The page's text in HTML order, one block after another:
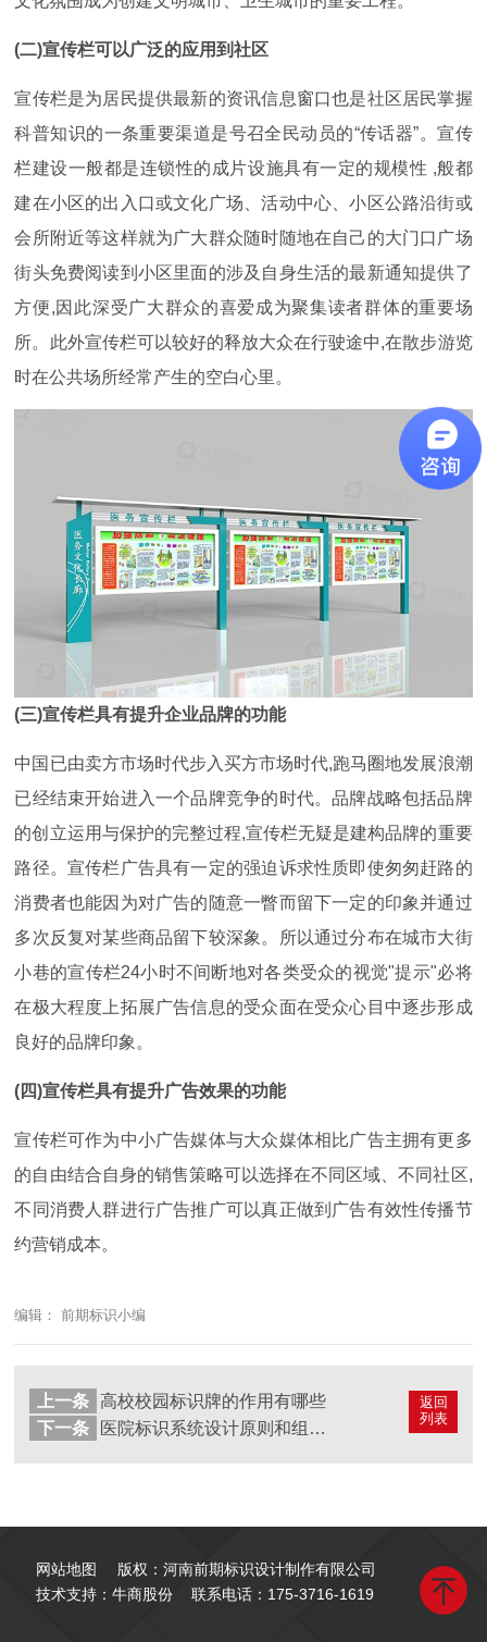
(二)宣传栏可以广泛的应用到社区
宣传栏是为居民提供最新的资讯信息窗口也是社区居民掌握
科普知识的一条重要渠道是号召全民动员的“传话器”。宣传
栏建设一般都是连锁性的成片设施具有一定的规模性 ,般都
建在小区的出入口或文化广场、活动中心、小区公路沿街或
会所附近等这样就为广大群众随时随地在自己的大门口广场
街头免费阅读到小区里面的涉及自身生活的最新通知提供了
方便,因此深受广大群众的喜爱成为聚集读者群体的重要场
所。此外宣传栏可以较好的释放大众在行驶途中,在散步游览
时在公共场所经常产生的空白心里。
(三)宣传栏具有提升企业品牌的功能
中国已由卖方市场时代步入买方市场时代,跑马圈地发展浪潮
已经结束开始进入一个品牌竞争的时代。品牌战略包括品牌
的创立运用与保护的完整过程,宣传栏无疑是建构品牌的重要
路径。宣传栏广告具有一定的强迫诉求性质即使匆匆赶路的
消费者也能因为对广告的随意一瞥而留下一定的印象并通过
多次反复对某些商品留下较深象。所以通过分布在城市大街
小巷的宣传栏24小时不间断地对各类受众的视觉"提示"必将
在极大程度上拓展广告信息的受众面在受众心目中逐步形成
良好的品牌印象。
(四)宣传栏具有提升广告效果的功能
宣传栏可作为中小广告媒体与大众媒体相比广告主拥有更多
的自由结合自身的销售策略可以选择在不同区域、不同社区,
不同消费人群进行广告推广可以真正做到广告有效性传播节
约营销成本。
编辑： 前期标识小编
返回
列表
上一条
高校校园标识牌的作用有哪些
下一条
医院标识系统设计原则和组成结构
网站地图
版权：河南前期标识设计制作有限公司
技术支持：牛商股份
联系电话： 175-3716-1619